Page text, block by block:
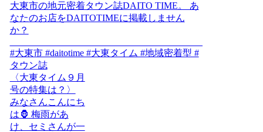
〈大東タイム９月
号の特集は？〉
みなさんこんにち
は🦍 梅雨があ
け、セミさんが一